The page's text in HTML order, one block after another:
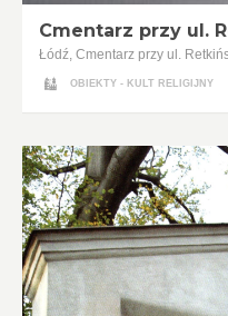
Cmentarz przy ul.
Łódź, Cmentarz przy ul.
OBIEKTY - KULT RELIGIJNY